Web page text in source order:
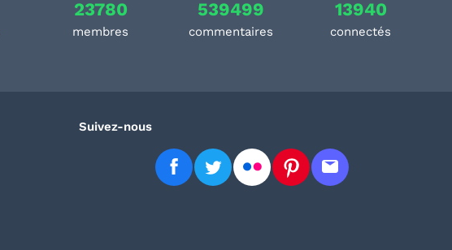
23780
membres
539499
commentaires
13940
connectés
Suivez-nous